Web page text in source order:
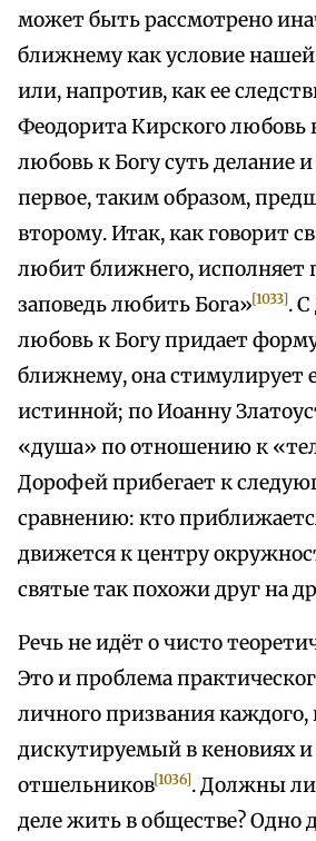
может быть рассмотрено
ближнему как условие
или, напротив, как ее
Феодорита Кирского
любовь к Богу суть делание
первое, таким образом,
второму. Итак, как говорит
любит ближнего, исполняет
заповедь любить Бога»[1033].
любовь к Богу придает
ближнему, она стимулирует
истинной; по Иоанну
«душа» по отношению к
Дорофей прибегает к
сравнению: кто
движется к центру
святые так похожи друг на
Речь не идёт о чисто
Это и проблема
личного призвания каждого,
дискутируемый в кеновиях и
отшельников[1036]. Должны ли
деле жить в обществе? Одно